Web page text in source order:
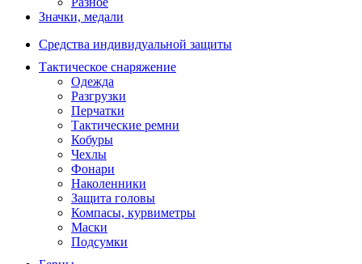
Значки, медали
Средства индивидуальной защиты
Тактическое снаряжение
Одежда
Разгрузки
Перчатки
Тактические ремни
Кобуры
Чехлы
Фонари
Наколенники
Защита головы
Компасы, курвиметры
Маски
Подсумки